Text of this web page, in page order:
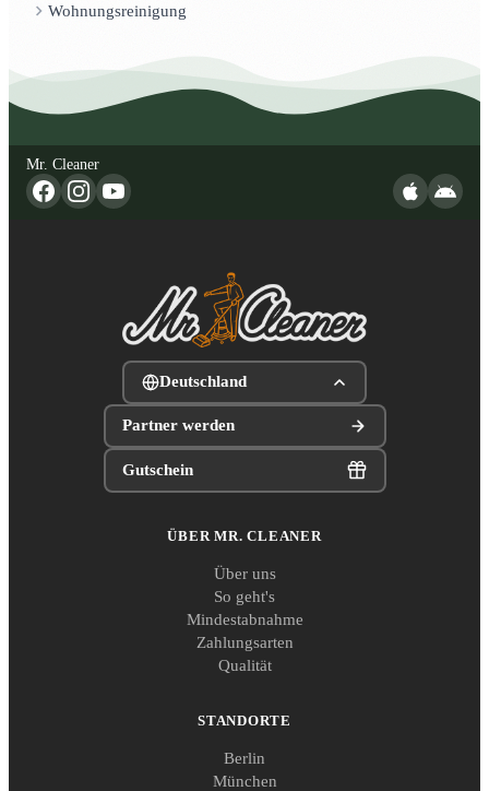
Wohnungsreinigung
Mr. Cleaner
Deutschland
Partner werden
Gutschein
ÜBER MR. CLEANER
Über uns
So geht's
Mindestabnahme
Zahlungsarten
Qualität
STANDORTE
Berlin
München